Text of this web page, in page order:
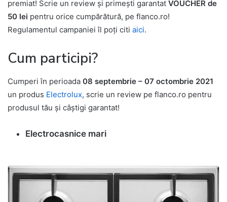
premiat! Scrie un review și primești garantat VOUCHER de
50 lei pentru orice cumpărătură, pe flanco.ro!
Regulamentul campaniei îl poți citi aici.
Cum participi?
Cumperi în perioada 08 septembrie – 07 octombrie 2021
un produs Electrolux, scrie un review pe flanco.ro pentru
produsul tău și câștigi garantat!
Electrocasnice mari